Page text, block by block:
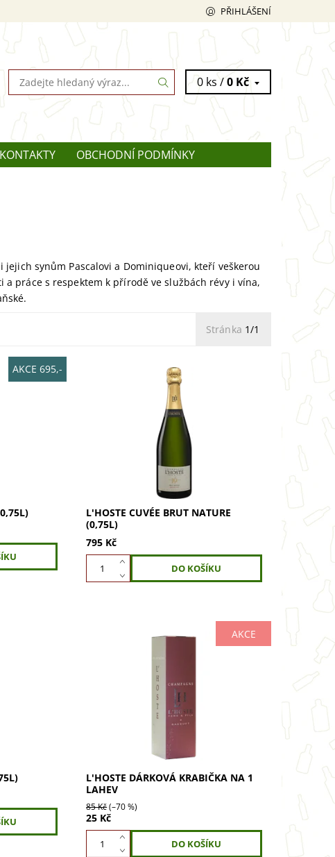
PŘIHLÁŠENÍ
0 ks /0 Kč
KONTAKTY
OBCHODNÍ PODMÍNKY
synům Pascalovi a Dominiqueovi, kteří veškerou
práce s respektem k přírodě ve službách révy i vína,
Stránka 1/1
AKCE 695,-
30 %
Vůně
a
tóny jablek
L'Hoste Cuvée Brut Nature (0,75l):
70% Chardonnay, 30% Pinot Noir.
Vůně meruněk, broskví, citronu,
briošky a medu. Chuť živá, svěží a
L'HOSTE CUVÉE BRUT NATURE
(0,75L)
795 Kč
Směs 30 %
Vůně
s tóny
svěží
AKCE
Perfektní doplněk pro jakoukoli láhev
L'Hoste. Vytvořte s ní elegantní dárek.
L'HOSTE DÁRKOVÁ KRABIČKA NA 1
LAHEV
85 Kč(–70 %)
25 Kč